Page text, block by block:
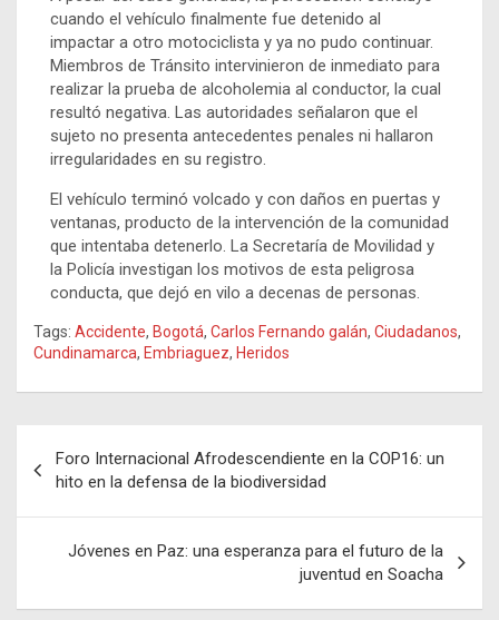
cuando el vehículo finalmente fue detenido al
impactar a otro motociclista y ya no pudo continuar.
Miembros de Tránsito intervinieron de inmediato para
realizar la prueba de alcoholemia al conductor, la cual
resultó negativa. Las autoridades señalaron que el
sujeto no presenta antecedentes penales ni hallaron
irregularidades en su registro.
El vehículo terminó volcado y con daños en puertas y
ventanas, producto de la intervención de la comunidad
que intentaba detenerlo. La Secretaría de Movilidad y
la Policía investigan los motivos de esta peligrosa
conducta, que dejó en vilo a decenas de personas.
Tags: Accidente, Bogotá, Carlos Fernando galán, Ciudadanos,
Cundinamarca, Embriaguez, Heridos
de
entradas
Foro Internacional Afrodescendiente en la COP16: un
hito en la defensa de la biodiversidad
Jóvenes en Paz: una esperanza para el futuro de la
juventud en Soacha